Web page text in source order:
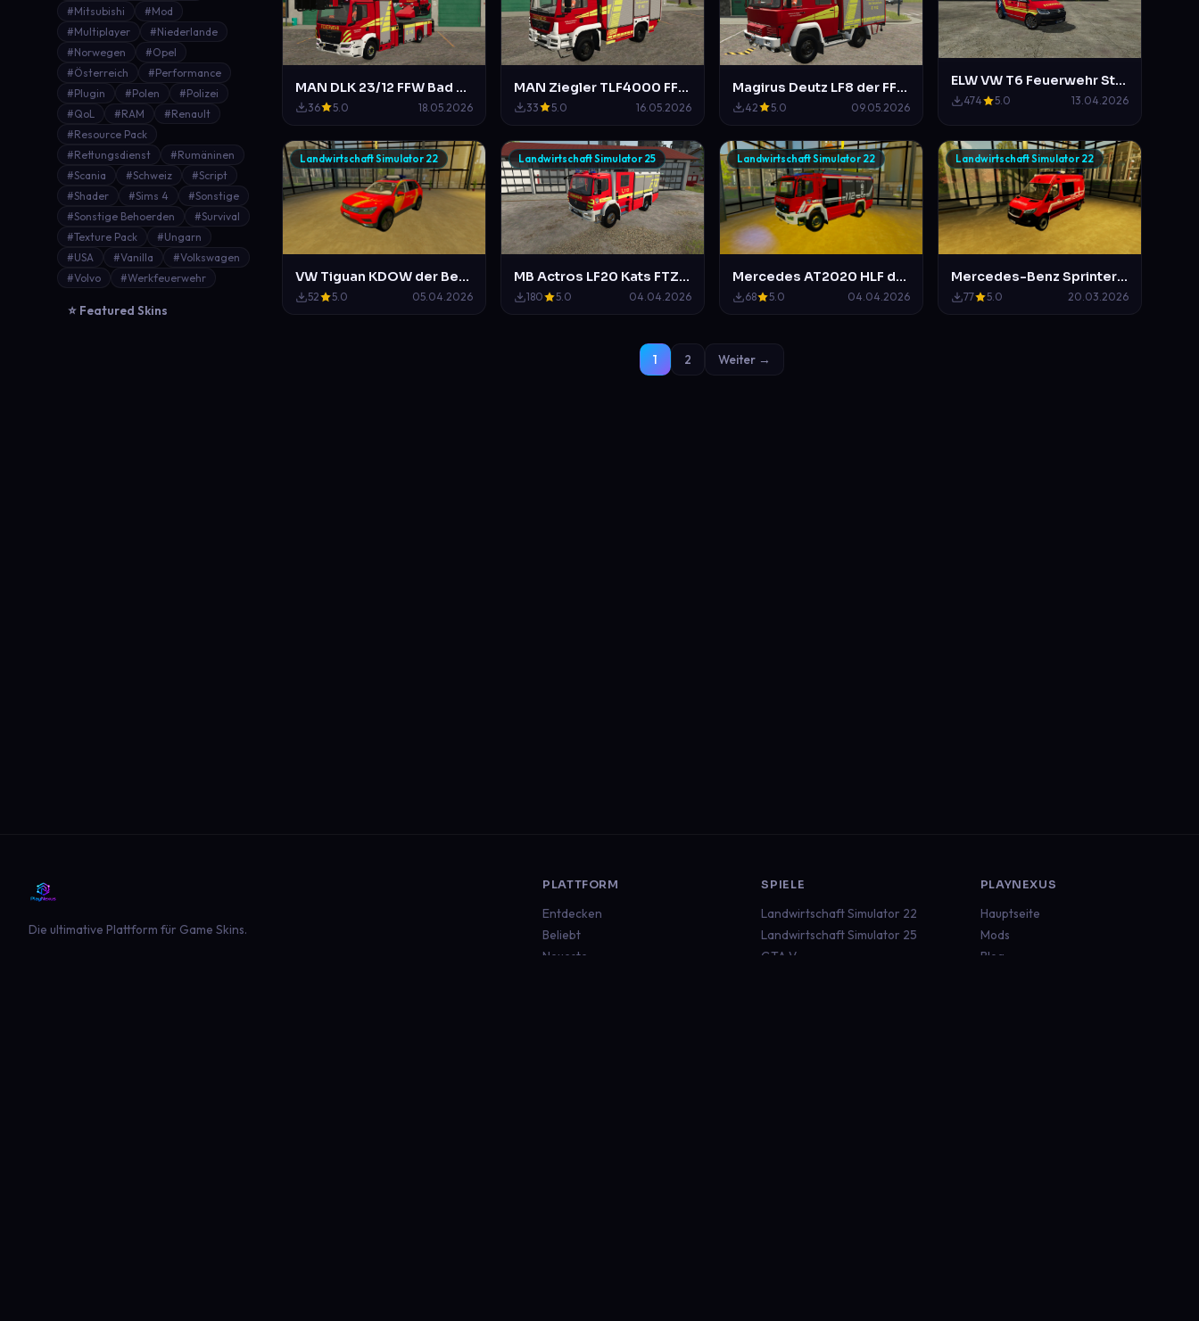
#Mitsubishi
#Mod
#Multiplayer
#Niederlande
#Norwegen
#Opel
#Österreich
#Performance
#Plugin
#Polen
#Polizei
#QoL
#RAM
#Renault
#Resource Pack
#Rettungsdienst
#Rumäninen
#Scania
#Schweiz
#Script
#Shader
#Sims 4
#Sonstige
#Sonstige Behoerden
#Survival
#Texture Pack
#Ungarn
#USA
#Vanilla
#Volkswagen
#Volvo
#Werkfeuerwehr
⭐ Featured Skins
MAN DLK 23/12 FFW Bad Salzdetfurth (nicht ganz Original)
36 5.0 18.05.2026
MAN Ziegler TLF4000 FFW Bad Salzdetfurth (Nicht Original)
33 5.0 16.05.2026
Magirus Deutz LF8 der FFW Bad Salzdetfurth (Mittlerweile a.D)
42 5.0 09.05.2026
ELW VW T6 Feuerwehr Stadt-Mittelberg
474 5.0 13.04.2026
Landwirtschaft Simulator 22
VW Tiguan KDOW der Berufsfeuerwehr Hannover
52 5.0 05.04.2026
Landwirtschaft Simulator 25
MB Actros LF20 Kats FTZ Mittelberg
180 5.0 04.04.2026
Landwirtschaft Simulator 22
Mercedes AT2020 HLF der Berufsfeuerwehr Mittelberg
68 5.0 04.04.2026
Landwirtschaft Simulator 22
Mercedes-Benz Sprinter ELW Feuerwehr Mittelberg
77 5.0 20.03.2026
1 2 Weiter →
Die ultimative Plattform für Game Skins.
PLATTFORM
Entdecken
Beliebt
Neueste
SPIELE
Landwirtschaft Simulator 22
Landwirtschaft Simulator 25
GTA V
PLAYNEXUS
Hauptseite
Mods
Blog